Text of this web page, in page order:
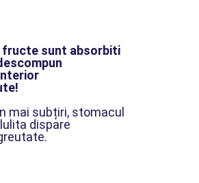
sunt absorbiti
mai subțiri, stomacul
dispare